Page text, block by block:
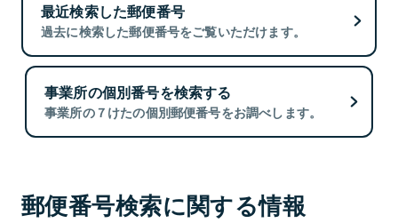
最近検索した郵便番号
過去に検索した郵便番号をご覧いただけます。
事業所の個別番号を検索する
事業所の７けたの個別郵便番号をお調べします。
郵便番号検索に関する情報